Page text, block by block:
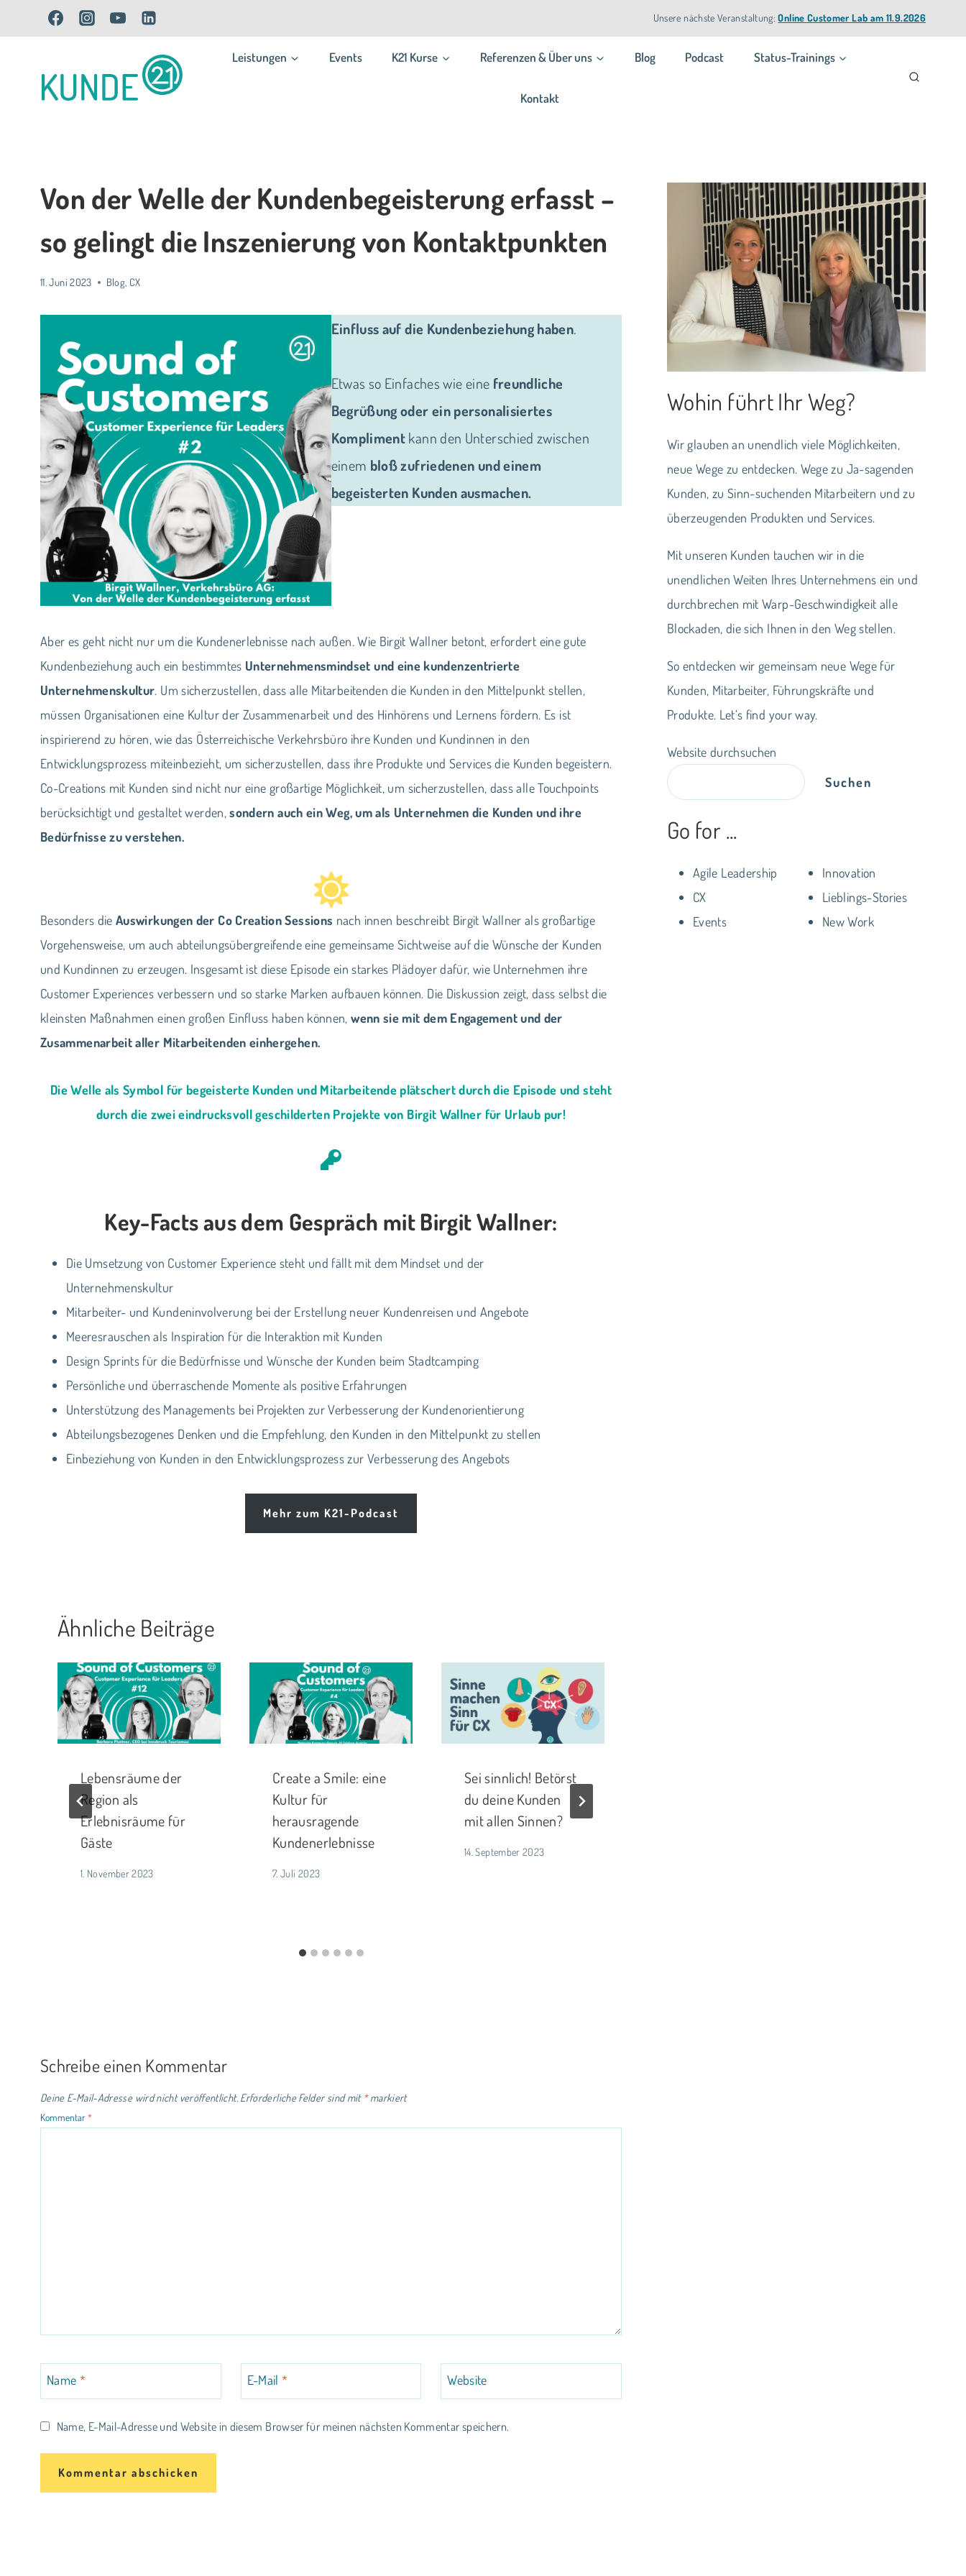
Inhalt
Unsere nächste Veranstaltung: Online Customer Lab am 11.9.2026
Leistungen Events K21 Kurse Referenzen & Über uns Blog Podcast Status-Trainings
Kontakt
Von der Welle der Kundenbegeisterung erfasst –
so gelingt die Inszenierung von Kontaktpunkten
11. Juni 2023 Blog, CX
Einfluss auf die Kundenbeziehung haben.
Etwas so Einfaches wie eine freundliche
Begrüßung oder ein personalisiertes
Komplimentkann den Unterschied zwischen
einem bloß zufriedenen und einem
begeisterten Kunden ausmachen.
Aber es geht nicht nur um die Kundenerlebnisse nach außen. Wie Birgit Wallner betont, erfordert eine gute
Kundenbeziehung auch ein bestimmtes Unternehmensmindset und eine kundenzentrierte
Unternehmenskultur. Um sicherzustellen, dass alle Mitarbeitenden die Kunden in den Mittelpunkt stellen,
müssen Organisationen eine Kultur der Zusammenarbeit und des Hinhörens und Lernens fördern. Es ist
inspirierend zu hören, wie das Österreichische Verkehrsbüro ihre Kunden und Kundinnen in den
Entwicklungsprozess miteinbezieht, um sicherzustellen, dass ihre Produkte und Services die Kunden begeistern.
Co-Creations mit Kunden sind nicht nur eine großartige Möglichkeit, um sicherzustellen, dass alle Touchpoints
berücksichtigt und gestaltet werden,sondern auch ein Weg, um als Unternehmen die Kunden und ihre
Bedürfnisse zu verstehen.
Besonders dieAuswirkungen der Co Creation Sessions nach innen beschreibt Birgit Wallner als großartige
Vorgehensweise, um auch abteilungsübergreifende eine gemeinsame Sichtweise auf die Wünsche der Kunden
und Kundinnen zu erzeugen. Insgesamt ist diese Episode ein starkes Plädoyer dafür, wie Unternehmen ihre
Customer Experiences verbessern und so starke Marken aufbauen können. Die Diskussion zeigt, dass selbst die
kleinsten Maßnahmen einen großen Einfluss haben können,wenn sie mit dem Engagement und der
Zusammenarbeit aller Mitarbeitenden einhergehen.
Die Welle als Symbol für begeisterte Kunden und Mitarbeitende plätschert durch die Episode und steht
durch die zwei eindrucksvoll geschilderten Projekte von Birgit Wallner für Urlaub pur!
Key-Facts aus dem Gespräch mit Birgit Wallner:
Die Umsetzung von Customer Experience steht und fällt mit dem Mindset und der
Unternehmenskultur
Mitarbeiter- und Kundeninvolverung bei der Erstellung neuer Kundenreisen und Angebote
Meeresrauschen als Inspiration für die Interaktion mit Kunden
Design Sprints für die Bedürfnisse und Wünsche der Kunden beim Stadtcamping
Persönliche und überraschende Momente als positive Erfahrungen
Unterstützung des Managements bei Projekten zur Verbesserung der Kundenorientierung
Abteilungsbezogenes Denken und die Empfehlung, den Kunden in den Mittelpunkt zu stellen
Einbeziehung von Kunden in den Entwicklungsprozess zur Verbesserung des Angebots
Mehr zum K21-Podcast
Ähnliche Beiträge
Lebensräume der
Region als
Erlebnisräume für
Gäste
1. November 2023
Create a Smile: eine
Kultur für
herausragende
Kundenerlebnisse
7. Juli 2023
Sei sinnlich! Betörst
du deine Kunden
mit allen Sinnen?
14. September 2023
Schreibe einen Kommentar
Deine E-Mail-Adresse wird nicht veröffentlicht. Erforderliche Felder sind mit *markiert
Kommentar*
Name * E-Mail* Website
Name, E-Mail-Adresse und Website in diesem Browser für meinen nächsten Kommentar speichern.
Wohin führt Ihr Weg?
Wir glauben an unendlich viele Möglichkeiten,
neue Wege zu entdecken. Wege zu Ja-sagenden
Kunden, zu Sinn-suchenden Mitarbeitern und zu
überzeugenden Produkten und Services.
Mit unseren Kunden tauchen wir in die
unendlichen Weiten Ihres Unternehmens ein und
durchbrechen mit Warp-Geschwindigkeit alle
Blockaden, die sich Ihnen in den Weg stellen.
So entdecken wir gemeinsam neue Wege für
Kunden, Mitarbeiter, Führungskräfte und
Produkte. Let‘s find your way.
Website durchsuchen
Suchen
Go for ...
Agile Leadership
CX
Events
Innovation
Lieblings-Stories
New Work